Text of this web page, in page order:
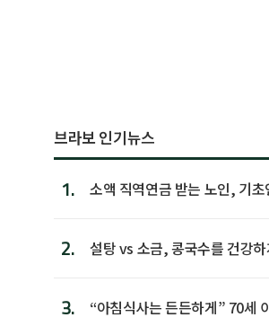
브라보 인기뉴스
1.
소액 직역연금 받는 노인, 기
2. 설탕 vs 소금, 콩국수를 건강
3.
“아침식사는 든든하게” 70세